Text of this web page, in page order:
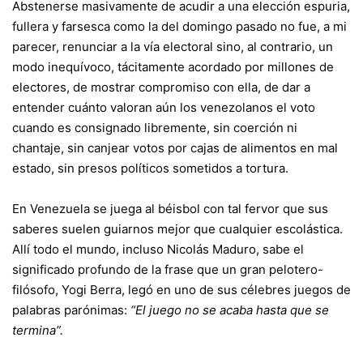
Abstenerse masivamente de acudir a una elección espuria,
fullera y farsesca como la del domingo pasado no fue, a mi
parecer, renunciar a la vía electoral sino, al contrario, un
modo inequívoco, tácitamente acordado por millones de
electores, de mostrar compromiso con ella, de dar a
entender cuánto valoran aún los venezolanos el voto
cuando es consignado libremente, sin coerción ni
chantaje, sin canjear votos por cajas de alimentos en mal
estado, sin presos políticos sometidos a tortura.
En Venezuela se juega al béisbol con tal fervor que sus
saberes suelen guiarnos mejor que cualquier escolástica.
Allí todo el mundo, incluso Nicolás Maduro, sabe el
significado profundo de la frase que un gran pelotero-
filósofo, Yogi Berra, legó en uno de sus célebres juegos de
palabras parónimas: “El juego no se acaba hasta que se
termina”.